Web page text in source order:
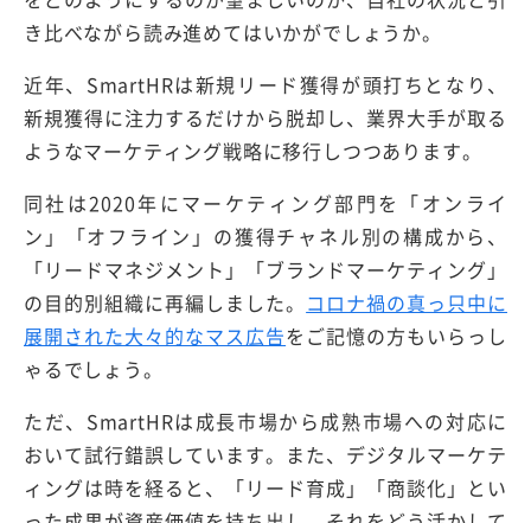
き比べながら読み進めてはいかがでしょうか。
近年、SmartHRは新規リード獲得が頭打ちとなり、
新規獲得に注力するだけから脱却し、業界大手が取る
ようなマーケティング戦略に移行しつつあります。
同社は2020年にマーケティング部門を「オンライ
ン」「オフライン」の獲得チャネル別の構成から、
「リードマネジメント」「ブランドマーケティング」
の目的別組織に再編しました。 コロナ禍の真っ只中に
展開された大々的なマス広告をご記憶の方もいらっし
ゃるでしょう。
ただ、SmartHRは成長市場から成熟市場への対応に
おいて試行錯誤しています。また、デジタルマーケテ
ィングは時を経ると、「リード育成」「商談化」とい